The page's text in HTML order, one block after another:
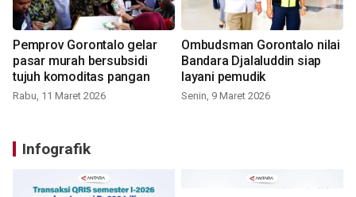
Pemprov Gorontalo gelar
pasar murah bersubsidi
tujuh komoditas pangan
Rabu, 11 Maret 2026
Ombudsman Gorontalo nilai
Bandara Djalaluddin siap
layani pemudik
Senin, 9 Maret 2026
Infografik